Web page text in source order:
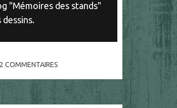
"Mémoires des stands"
2 COMMENTAIRES